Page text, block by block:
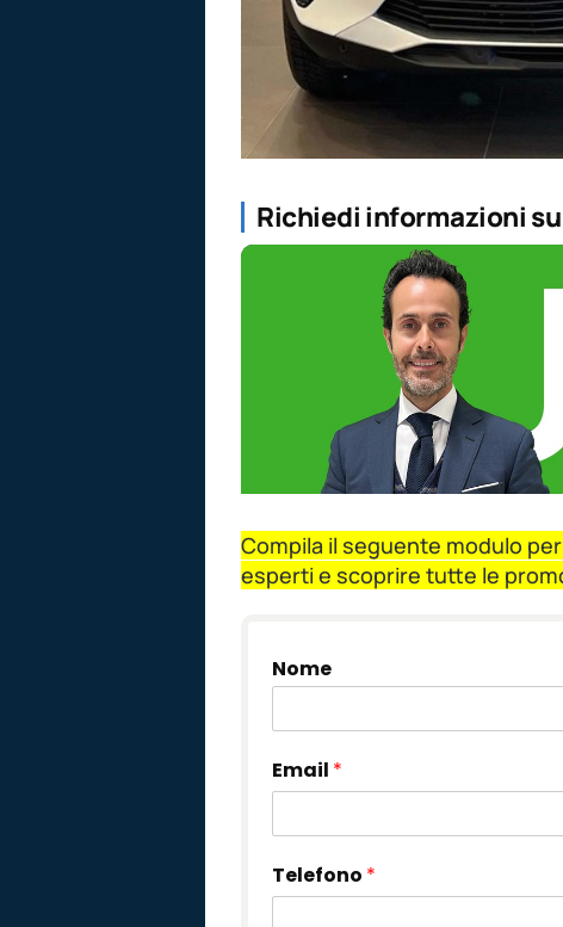
Richiedi informazioni
Compila il seguente modulo
esperti e scoprire tutte le
Nome
Email *
Telefono *